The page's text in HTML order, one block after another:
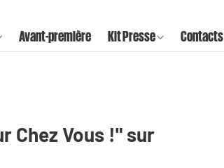
Avant-première Kit Presse Contacts
Chez Vous !" sur